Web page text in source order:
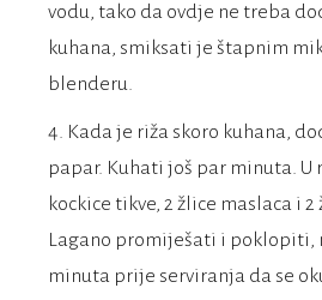
vodu, tako da ovdje ne treba
kuhana, smiksati je štapnim
blenderu.
Kada je riža skoro kuhana,
papar. Kuhati još par minuta.
kockice tikve, 2 žlice maslaca i
Lagano promiješati i poklopiti,
minuta prije serviranja da se